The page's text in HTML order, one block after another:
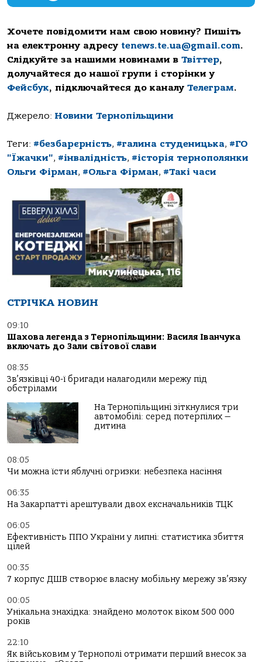
Хочете повідомити нам свою новину? Пишіть
на електронну адресу tenews.te.ua@gmail.com.
Слідкуйте за нашими новинами в Твіттер,
долучайтеся до нашої групи і сторінки у
Фейсбук, підключайтеся до каналу Телеграм.
Джерело: Новини Тернопільщини
Теги: #безбарєрність, #галина студеницька, #ГО
"Їжачки", #інвалідність, #історія тернополянки
Ольги Фірман, #Ольга Фірман, #Такі часи
СТРІЧКА НОВИН
09:10
Шахова легенда з Тернопільщини: Василя Іванчука
включать до Зали світової слави
08:35
Зв’язківці 40-ї бригади налагодили мережу під
обстрілами
На Тернопільщині зіткнулися три
автомобілі: серед потерпілих —
дитина
08:05
Чи можна їсти яблучні огризки: небезпека насіння
06:35
На Закарпатті арештували двох ексначальників ТЦК
06:05
Ефективність ППО України у липні: статистика збиття
цілей
00:35
7 корпус ДШВ створює власну мобільну мережу зв’язку
00:05
Унікальна знахідка: знайдено молоток віком 500 000
років
22:10
Як військовим у Тернополі отримати перший внесок за